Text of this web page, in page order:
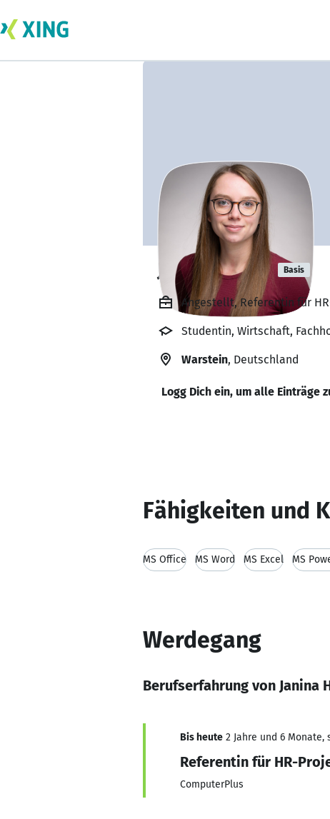
Janina Hucht Basis
Angestellt, Referentin für
Studentin, Wirtschaft,
Warstein, Deutschland
Logg Dich ein, um alle Einträge
Fähigkeiten und
MS Office MS Word MS Excel MS
Werdegang
Berufserfahrung von Janina
Bis heute 2 Jahre und 6 Monate,
Referentin für HR-
ComputerPlus